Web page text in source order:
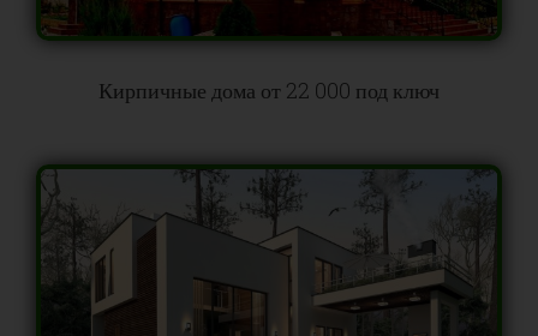
Кирпичные дома от 22 000 под ключ